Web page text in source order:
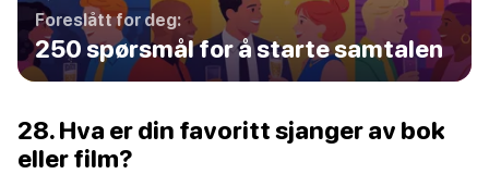
Foreslått for deg:
250 spørsmål for å starte samtalen
28. Hva er din favoritt sjanger av bok
eller film?